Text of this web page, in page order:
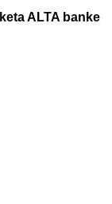
ALTA banke